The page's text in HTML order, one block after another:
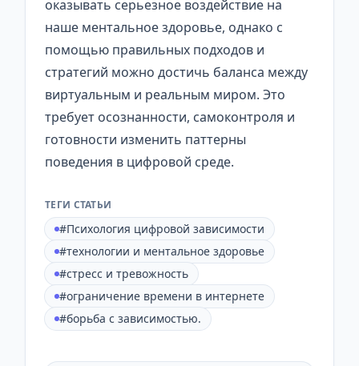
оказывать серьезное воздействие на
наше ментальное здоровье, однако с
помощью правильных подходов и
стратегий можно достичь баланса между
виртуальным и реальным миром. Это
требует осознанности, самоконтроля и
готовности изменить паттерны
поведения в цифровой среде.
ТЕГИ СТАТЬИ
#Психология цифровой зависимости
#технологии и ментальное здоровье
#стресс и тревожность
#ограничение времени в интернете
#борьба с зависимостью.